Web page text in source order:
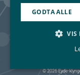
© 2026 Eyde-
GODTA ALLE
VIS